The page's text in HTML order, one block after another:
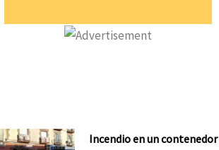
Incendio en un contenedor